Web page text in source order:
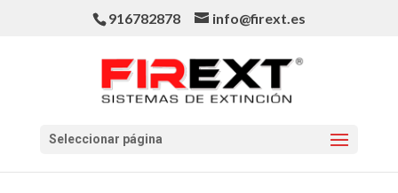
916782878 info@firext.es
Seleccionar página